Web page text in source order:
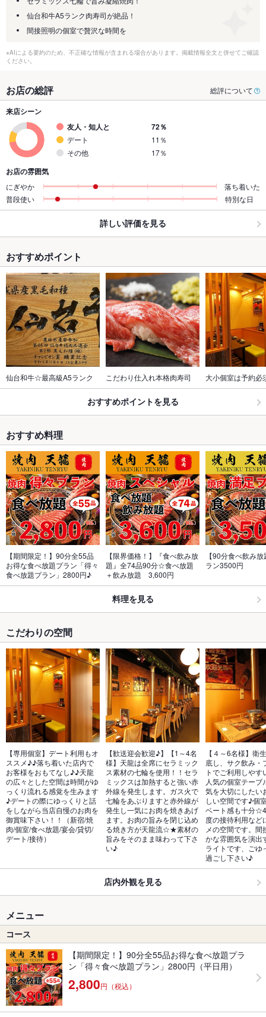
仙台和牛A5ランク肉寿司が絶品！
間接照明の個室で贅沢な時間を
※AIによる要約のため、不正確な情報が含まれる場合があります。掲載情報全文と併せてご確認
ください。
お店の総評 総評について
来店シーン
友人・知人と
72％
デート
11％
その他
17％
お店の雰囲気
にぎやか
落ち着いた
普段使い
特別な日
詳しい評価を見る
おすすめポイント
仙台和牛☆最高級A5ランク こだわり仕入れ本格肉寿司 大小個室は予約必
おすすめポイントを見る
おすすめ料理
【期間限定！】90分全55品
お得な食べ放題プラン「得々
食べ放題プラン」2800円♪
【限界価格！】『食べ飲み放
題』全74品90分☆食べ放題
＋飲み放題　3,600円
【90分食べ飲み
ラン3500円
料理を見る
こだわりの空間
【専用個室】デート利用もオ
ススメ♪♪落ち着いた店内で
お客様をおもてなし♪♪天龍
の広々とした空間は時間がゆ
っくり流れる感覚を生みます
♪デートの際にゆっくりと話
をしながら当店自慢のお肉を
御賞味下さい！！（新宿/焼
肉/個室/食べ放題/宴会/貸切/
デート/接待）
【歓送迎会歓迎♪】【1～4名
様】天龍は全席にセラミック
ス素材の七輪を使用！！セラ
ミックスは加熱すると強い赤
外線を発生します。ガス火で
七輪をあぶりますと赤外線が
発生し一気にお肉を焼きあげ
ます。お肉の旨みを閉じ込め
る焼き方が天龍流☆★素材の
旨みをそのまま味わって下さ
い♪
【４～6名様】衛
底し、サク飲み・
トでご利用しやす
人気の個室テー
気を大切にしたい
しい空間です♪個
ベート感も十分
度の接待利用など
メの空間です。間
かな雰囲気を演出
ライトです、ごゆ
過ごし下さい♪
店内外観を見る
メニュー
コース
【期間限定！】90分全55品お得な食べ放題プラ
ン「得々食べ放題プラン」2800円（平日用）
2,800円（税込）